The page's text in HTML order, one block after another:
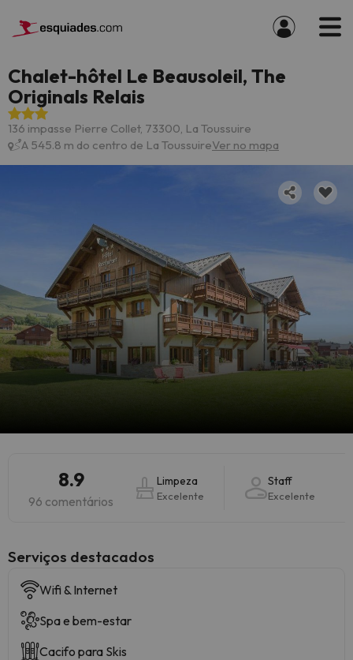
Chalet-hôtel Le Beausoleil, The
Originals Relais
136 impasse Pierre Collet, 73300, La Toussuire
A 545.8 m do centro de La ToussuireVer no mapa
8.9
96 comentários
Limpeza
Excelente
Staff
Excelente
Serviços destacados
Wifi & Internet
Spa e bem-estar
Cacifo para Skis